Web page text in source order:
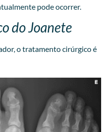
pode ocorrer.
do Joanete
o tratamento cirúrgico é